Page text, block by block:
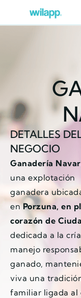
DETALLES
NEGOCIO
Ganadería
una explotación
ganadera
enPorzuna, en
corazón de
dedicada a la
manejo
ganado,
viva una
familiar ligada al